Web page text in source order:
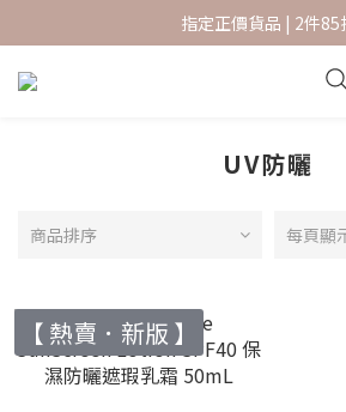
指定正價貨品 | 2件85
指定正價貨品 | 2件85
香港本地訂單滿 $600 免
指定正價貨品 | 2件85折
UV防曬
商品排序 每頁顯
【 熱賣．新版 】